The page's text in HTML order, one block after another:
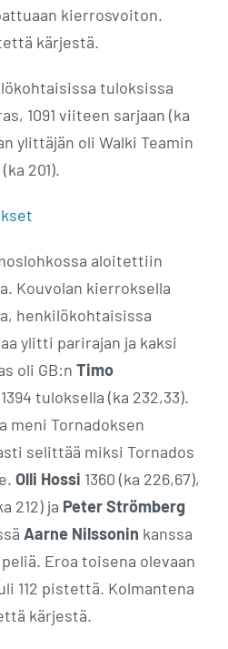
kierrosvoiton.
kärjestä.
tuloksissa
1091 viiteen sarjaan (ka
ylittäjän oli Walki Teamin
(ka 201).
aloitettiin
Kouvolan kierroksella
henkilökohtaisissa
ylitti parirajan ja kaksi
oli GB:n Timo
tuloksella (ka 232,33).
meni Tornadoksen
selittää miksi Tornados
Olli Hossi 1360 (ka 226,67),
212) ja Peter Strömberg
Aarne Nilssonin kanssa
Eroa toisena olevaan
112 pistettä. Kolmantena
kärjestä.